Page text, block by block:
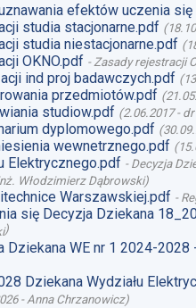
efektów uczenia
studia stacjonarne.pdf (
studia niestacjonarne.pdf (
OKNO.pdf - Zasady rejestracji
ind proj badawczych.pdf (
przedmiotów.pdf (
studiow.pdf (2.06.2017-
dyplomowego.pdf (
wewnetrznego.pdf (
Elektrycznego.pdf - Decyzja
Włodzimierz Dąbrowski)
Warszawskiej.pdf -
się Decyzja Dziekana
)
Dziekana WE nr 1 2024-
Dziekana Wydziału
- Anna Chrzanowicz)